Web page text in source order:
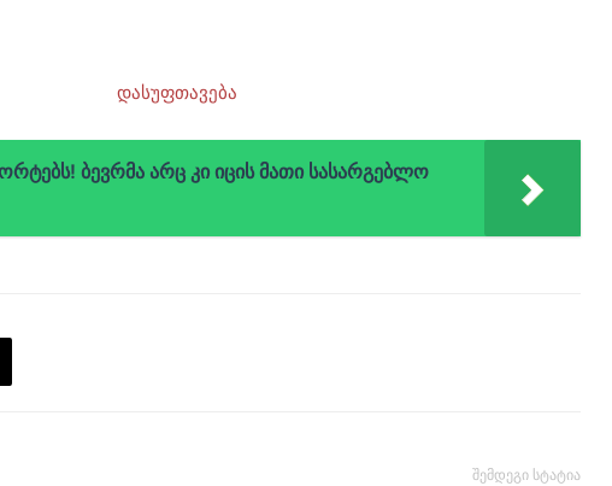
ბევრმა არც კი იცის მათი სასარგებლო
შემდეგი სტატია